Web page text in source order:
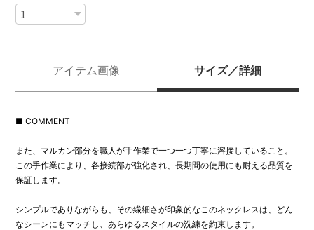
アイテム画像 サイズ／詳細
■ COMMENT
また、マルカン部分を職人が手作業で一つ一つ丁寧に溶接していること。
この手作業により、各接続部が強化され、長期間の使用にも耐える品質を
保証します。
シンプルでありながらも、その繊細さが印象的なこのネックレスは、どん
なシーンにもマッチし、あらゆるスタイルの洗練を約束します。